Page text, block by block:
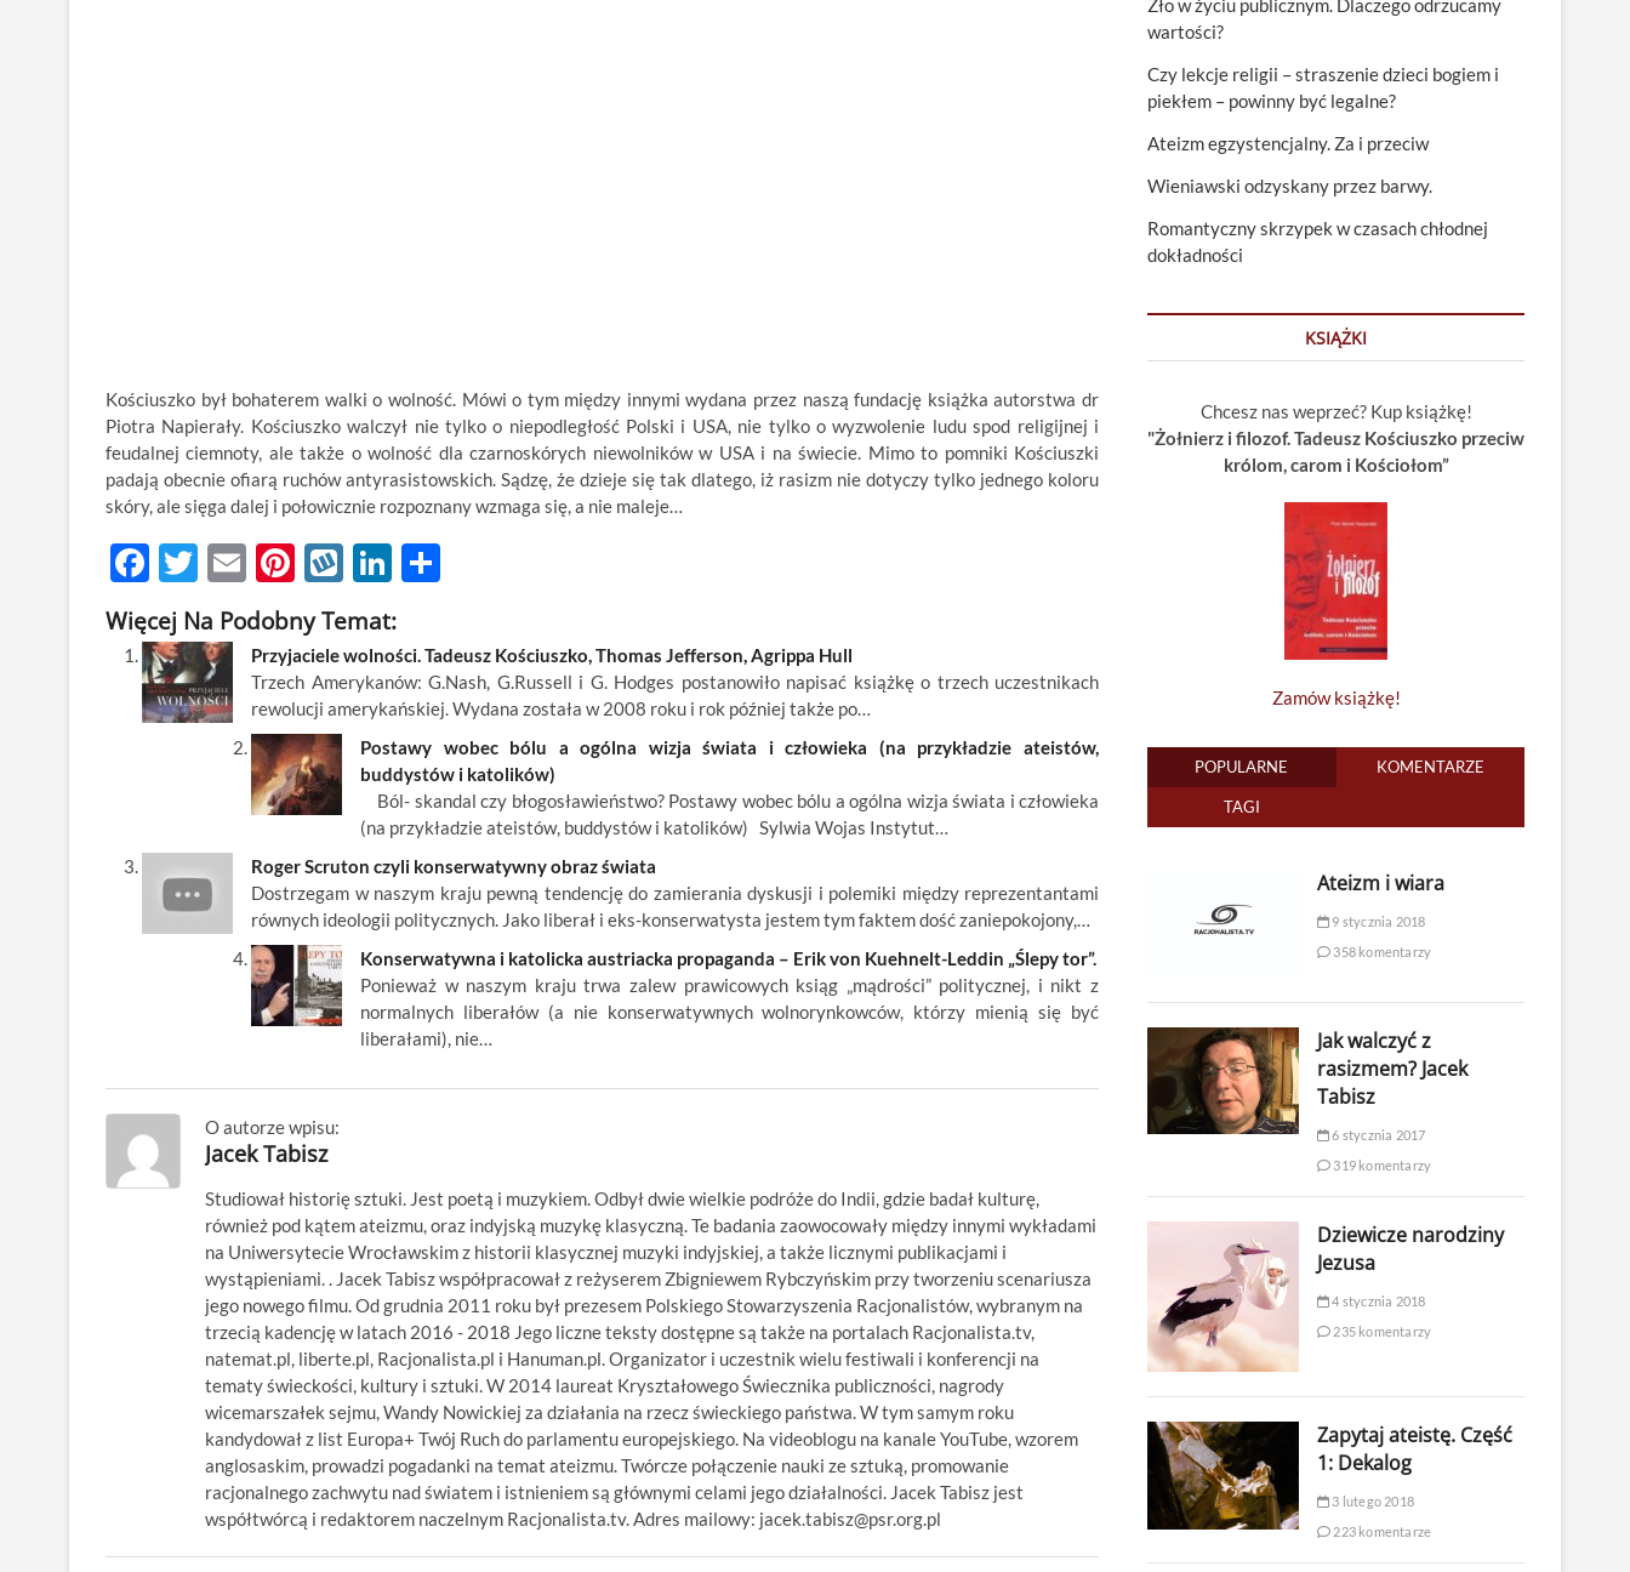
Kościuszko był bohaterem walki o wolność. Mówi o tym między innymi wydana przez naszą fundację książka autorstwa dr
Piotra Napierały. Kościuszko walczył nie tylko o niepodległość Polski i USA, nie tylko o wyzwolenie ludu spod religijnej i
feudalnej ciemnoty, ale także o wolność dla czarnoskórych niewolników w USA i na świecie. Mimo to pomniki Kościuszki
padają obecnie ofiarą ruchów antyrasistowskich. Sądzę, że dzieje się tak dlatego, iż rasizm nie dotyczy tylko jednego koloru
skóry, ale sięga dalej i połowicznie rozpoznany wzmaga się, a nie maleje…
F
ac
e
b
o
T
w
itt
er
E
m
ail
Pi
nt
er
es
t
W
k
o
p
Li
k
e
dI
n
ar
e
Więcej Na Podobny Temat:
Przyjaciele wolności. Tadeusz Kościuszko, Thomas Jefferson, Agrippa Hull
Trzech Amerykanów: G.Nash, G.Russell i G. Hodges postanowiło napisać książkę o trzech uczestnikach
rewolucji amerykańskiej. Wydana została w 2008 roku i rok później także po…
Postawy wobec bólu a ogólna wizja świata i człowieka (na przykładzie ateistów,
buddystów i katolików)
Ból- skandal czy błogosławieństwo? Postawy wobec bólu a ogólna wizja świata i człowieka
(na przykładzie ateistów, buddystów i katolików) Sylwia Wojas Instytut…
Roger Scruton czyli konserwatywny obraz świata
Dostrzegam w naszym kraju pewną tendencję do zamierania dyskusji i polemiki między reprezentantami
równych ideologii politycznych. Jako liberał i eks-konserwatysta jestem tym faktem dość zaniepokojony,…
Konserwatywna i katolicka austriacka propaganda – Erik von Kuehnelt-Leddin „Ślepy tor”.
Ponieważ w naszym kraju trwa zalew prawicowych ksiąg „mądrości” politycznej, i nikt z
normalnych liberałów (a nie konserwatywnych wolnorynkowców, którzy mienią się być
liberałami), nie…
O autorze wpisu:
Jacek Tabisz
Studiował historię sztuki. Jest poetą i muzykiem. Odbył dwie wielkie podróże do Indii, gdzie badał kulturę,
również pod kątem ateizmu, oraz indyjską muzykę klasyczną. Te badania zaowocowały między innymi wykładami
na Uniwersytecie Wrocławskim z historii klasycznej muzyki indyjskiej, a także licznymi publikacjami i
wystąpieniami. . Jacek Tabisz współpracował z reżyserem Zbigniewem Rybczyńskim przy tworzeniu scenariusza
jego nowego filmu. Od grudnia 2011 roku był prezesem Polskiego Stowarzyszenia Racjonalistów, wybranym na
trzecią kadencję w latach 2016 - 2018 Jego liczne teksty dostępne są także na portalach Racjonalista.tv,
natemat.pl, liberte.pl, Racjonalista.pl i Hanuman.pl. Organizator i uczestnik wielu festiwali i konferencji na
tematy świeckości, kultury i sztuki. W 2014 laureat Kryształowego Świecznika publiczności, nagrody
wicemarszałek sejmu, Wandy Nowickiej za działania na rzecz świeckiego państwa. W tym samym roku
kandydował z list Europa+ Twój Ruch do parlamentu europejskiego. Na videoblogu na kanale YouTube, wzorem
anglosaskim, prowadzi pogadanki na temat ateizmu. Twórcze połączenie nauki ze sztuką, promowanie
racjonalnego zachwytu nad światem i istnieniem są głównymi celami jego działalności. Jacek Tabisz jest
współtwórcą i redaktorem naczelnym Racjonalista.tv. Adres mailowy: jacek.tabisz@psr.org.pl
Zło w życiu publicznym. Dlaczego odrzucamy
wartości?
Czy lekcje religii – straszenie dzieci bogiem i
piekłem – powinny być legalne?
Ateizm egzystencjalny. Za i przeciw
Wieniawski odzyskany przez barwy.
Romantyczny skrzypek w czasach chłodnej
dokładności
KSIĄŻKI
Chcesz nas weprzeć? Kup książkę!
"Żołnierz i filozof. Tadeusz Kościuszko przeciw
królom, carom i Kościołom”
Zamów książkę!
POPULARNE KOMENTARZE
TAGI
Ateizm i wiara
9 stycznia 2018
358 komentarzy
Jak walczyć z
rasizmem? Jacek
Tabisz
6 stycznia 2017
319 komentarzy
Dziewicze narodziny
Jezusa
4 stycznia 2018
235 komentarzy
Zapytaj ateistę. Część
1: Dekalog
3 lutego 2018
223 komentarze